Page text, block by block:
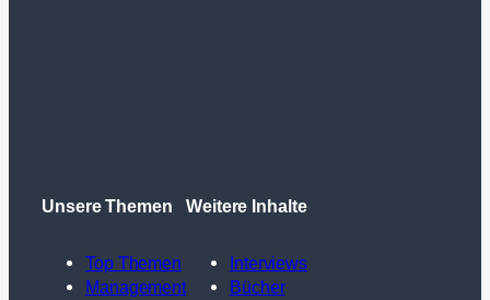
Unsere Themen
Top Themen
Management
Weitere Inhalte
Interviews
Bücher